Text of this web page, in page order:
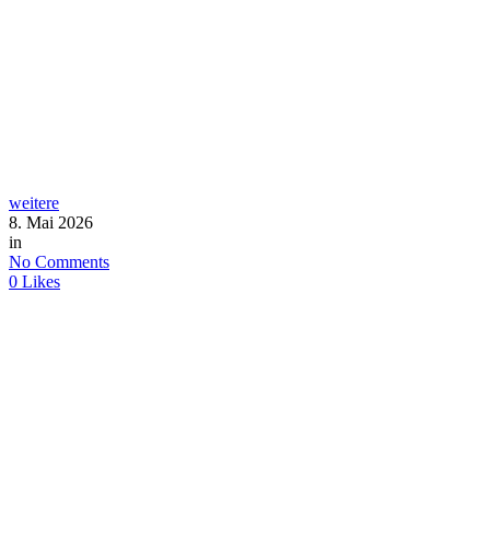
weitere
8. Mai 2026
in
No Comments
0 Likes